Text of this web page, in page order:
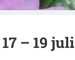
– 19 juli